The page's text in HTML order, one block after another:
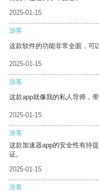
2025-01-15
游客
这款软件的功能非常全面，可
2025-01-15
游客
这款app就像我的私人导师，
2025-01-15
游客
这款加速器app的安全性有待
证。
2025-01-15
游客